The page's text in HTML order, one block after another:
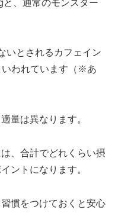
、通常のモンスター
いとされるカフェイン
いわれています（※あ
量は異なります。
、合計でどれくらい摂
ントになります。
慣をつけておくと安心